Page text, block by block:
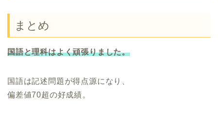
まとめ
国語と理科はよく頑張りました。
国語は記述問題が得点源になり、
偏差値70超の好成績。